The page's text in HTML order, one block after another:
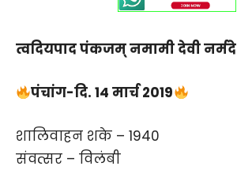
त्वदियपाद पंकजम् नमामी देवी नर्मदे
पंचांग-दि. 14 मार्च 2019
शालिवाहन शके – 1940
संवत्सर – विलंबी